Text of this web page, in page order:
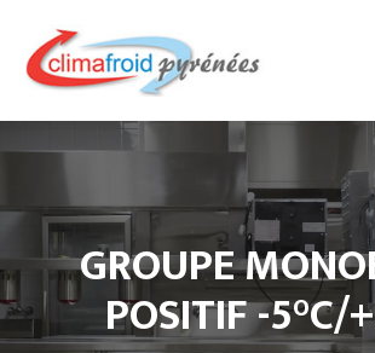
GROUPE
POSITIF -5°C/